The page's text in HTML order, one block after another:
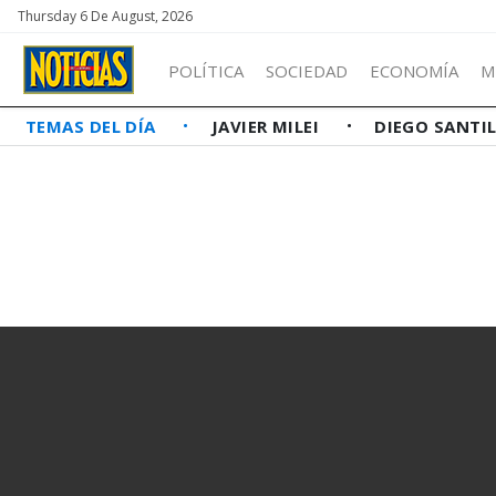
Thursday 6 De August, 2026
POLÍTICA SOCIEDAD ECONOMÍA
TEMAS DEL DÍA JAVIER MILEI DIEGO